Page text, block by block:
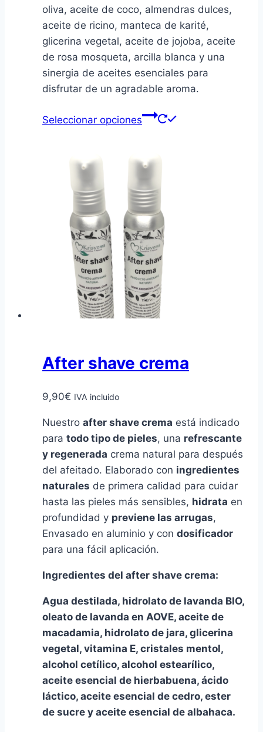
oliva, aceite de coco, almendras dulces,
aceite de ricino, manteca de karité,
glicerina vegetal, aceite de jojoba, aceite
de rosa mosqueta, arcilla blanca y una
sinergia de aceites esenciales para
disfrutar de un agradable aroma.
Seleccionar opciones
Este
After shave crema
9,90€ IVA incluido
Nuestro after shave crema está indicado
para todo tipo de pieles, una refrescante
y regenerada crema natural para después
del afeitado. Elaborado con ingredientes
naturales de primera calidad para cuidar
hasta las pieles más sensibles, hidrata en
profundidad y previene las arrugas,
Envasado en aluminio y con dosificador
para una fácil aplicación.
Ingredientes del after shave crema:
Agua destilada, hidrolato de lavanda BIO,
oleato de lavanda en AOVE, aceite de
macadamia, hidrolato de jara, glicerina
vegetal, vitamina E, cristales mentol,
alcohol cetílico, alcohol estearílico,
aceite esencial de hierbabuena, ácido
láctico, aceite esencial de cedro, ester
de sucre y aceite esencial de albahaca.